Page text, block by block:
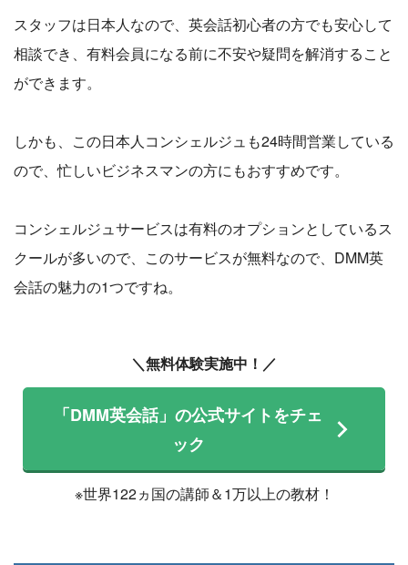
スタッフは日本人なので、英会話初心者の方でも安心して
相談でき、有料会員になる前に不安や疑問を解消すること
ができます。
しかも、この日本人コンシェルジュも24時間営業している
ので、忙しいビジネスマンの方にもおすすめです。
コンシェルジュサービスは有料のオプションとしているス
クールが多いので、このサービスが無料なので、DMM英
会話の魅力の1つですね。
＼無料体験実施中！／
「DMM英会話」の公式サイトをチェ
ック
※世界122ヵ国の講師＆1万以上の教材！